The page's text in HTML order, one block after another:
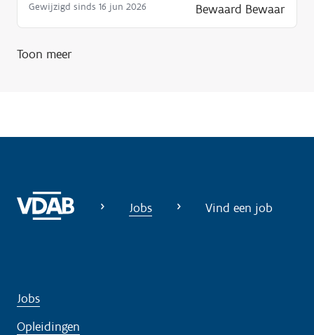
Gewijzigd sinds 16 jun 2026 Bewaard Bewaar
Toon meer
Jobs Vind een job
Jobs
Opleidingen